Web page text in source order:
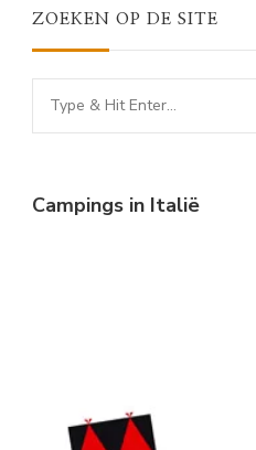
ZOEKEN OP DE SITE
Looking
for
Campings in Italië